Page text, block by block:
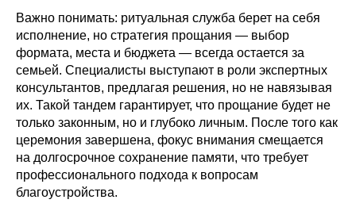
Важно понимать: ритуальная служба берет на себя
исполнение, но стратегия прощания — выбор
формата, места и бюджета — всегда остается за
семьей. Специалисты выступают в роли экспертных
консультантов, предлагая решения, но не навязывая
их. Такой тандем гарантирует, что прощание будет не
только законным, но и глубоко личным. После того как
церемония завершена, фокус внимания смещается
на долгосрочное сохранение памяти, что требует
профессионального подхода к вопросам
благоустройства.